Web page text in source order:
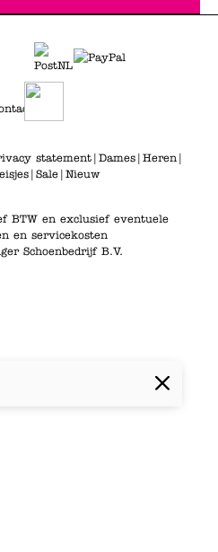
statement| Dames| Heren|
| Sale| Nieuw
BTW en exclusief eventuele
en servicekosten
Schoenbedrijf B.V.